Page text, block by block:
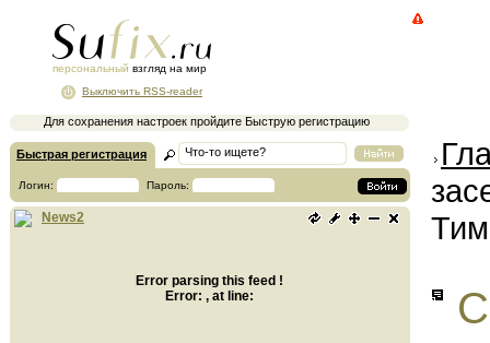
персональный взгляд на мир
Для сохранения настроек пройдите Быструю регистрацию
Выключить RSS-reader
Быстрая регистрация
Логин: Пароль:
News2
Error parsing this feed !
Error: , at line: